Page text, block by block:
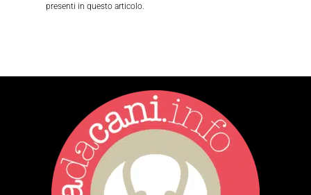
presenti in questo articolo.